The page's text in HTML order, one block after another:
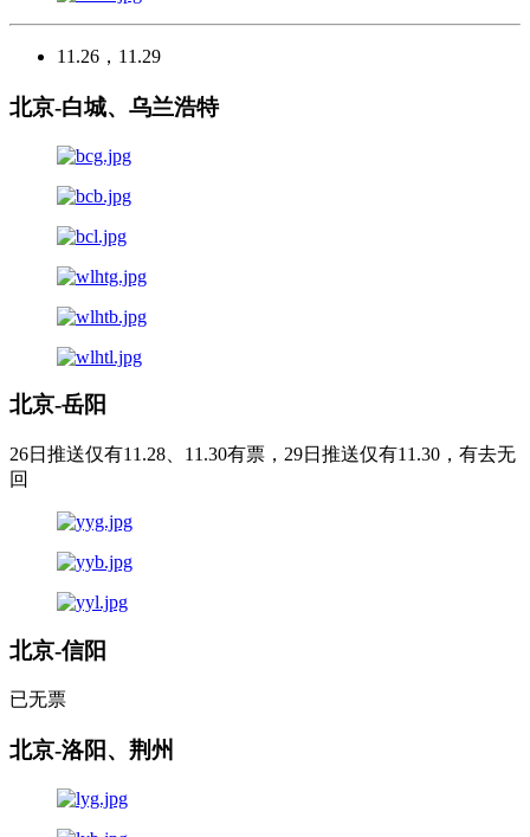
11.26，11.29
北京-白城、乌兰浩特
北京-岳阳
26日推送仅有11.28、11.30有票，29日推送仅有11.30，有去无
回
北京-信阳
已无票
北京-洛阳、荆州